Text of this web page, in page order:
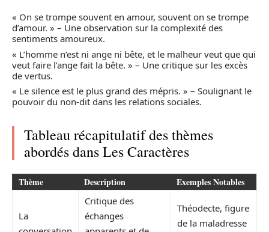
« On se trompe souvent en amour, souvent on se trompe
d’amour. » – Une observation sur la complexité des
sentiments amoureux.
« L’homme n’est ni ange ni bête, et le malheur veut que qui
veut faire l’ange fait la bête. » – Une critique sur les excès
de vertus.
« Le silence est le plus grand des mépris. » – Soulignant le
pouvoir du non-dit dans les relations sociales.
Tableau récapitulatif des thèmes
abordés dans Les Caractères
Thème Description Exemples Notables
La
Critique des
échanges
Théodecte, figure
de la maladresse